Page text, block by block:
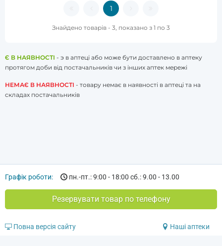
1
Знайдено товарів - 3, показано з 1 по 3
Є В НАЯВНОСТІ - э в аптеці або може бути доставлено в аптеку
протягом доби від постачальників чи з інших аптек мережі
НЕМАЄ В НАЯВНОСТІ - товару немає в наявності в аптеці та на
складах постачальників
Графік роботи: пн.-пт.: 9:00 - 18:00 сб.: 9.00 - 13.00
Резервувати товар по телефону
Повна версія сайту Наші аптеки